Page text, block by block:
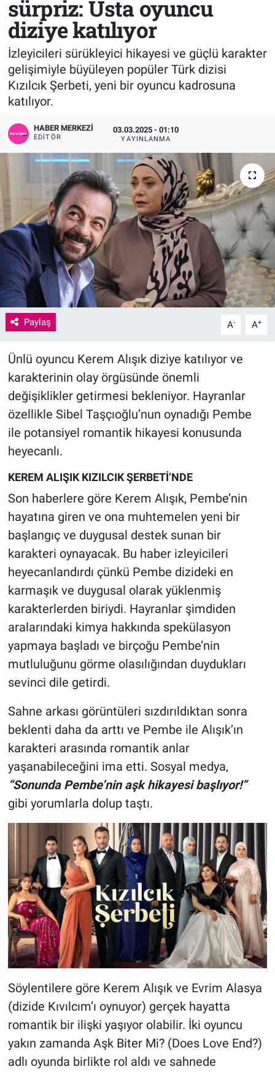
sürpriz: Usta oyuncu
diziye katılıyor
İzleyicileri sürükleyici hikayesi ve güçlü karakter
gelişimiyle büyüleyen popüler Türk dizisi
Kızılcık Şerbeti, yeni bir oyuncu kadrosuna
katılıyor.
HABER MERKEZI
EDITÖR
03.03.2025 - 01:10
YAYINLANMA
Paylaş A- A+
Ünlü oyuncu Kerem Alışık diziye katılıyor ve
karakterinin olay örgüsünde önemli
değişiklikler getirmesi bekleniyor. Hayranlar
özellikle Sibel Taşçıoğlu’nun oynadığı Pembe
ile potansiyel romantik hikayesi konusunda
heyecanlı.
KEREM ALIŞIK KIZILCIK ŞERBETİ’NDE
Son haberlere göre Kerem Alışık, Pembe’nin
hayatına giren ve ona muhtemelen yeni bir
başlangıç ​​ve duygusal destek sunan bir
karakteri oynayacak. Bu haber izleyicileri
heyecanlandırdı çünkü Pembe dizideki en
karmaşık ve duygusal olarak yüklenmiş
karakterlerden biriydi. Hayranlar şimdiden
aralarındaki kimya hakkında spekülasyon
yapmaya başladı ve birçoğu Pembe’nin
mutluluğunu görme olasılığından duydukları
sevinci dile getirdi.
Sahne arkası görüntüleri sızdırıldıktan sonra
beklenti daha da arttı ve Pembe ile Alışık’ın
karakteri arasında romantik anlar
yaşanabileceğini ima etti. Sosyal medya,
“Sonunda Pembe’nin aşk hikayesi başlıyor!”
gibi yorumlarla dolup taştı.
Söylentilere göre Kerem Alışık ve Evrim Alasya
(dizide Kıvılcım’ı oynuyor) gerçek hayatta
romantik bir ilişki yaşıyor olabilir. İki oyuncu
yakın zamanda Aşk Biter Mi? (Does Love End?)
adlı oyunda birlikte rol aldı ve sahnede
Sağlık
Spor
Teknoloji
KÜLTÜR SANAT